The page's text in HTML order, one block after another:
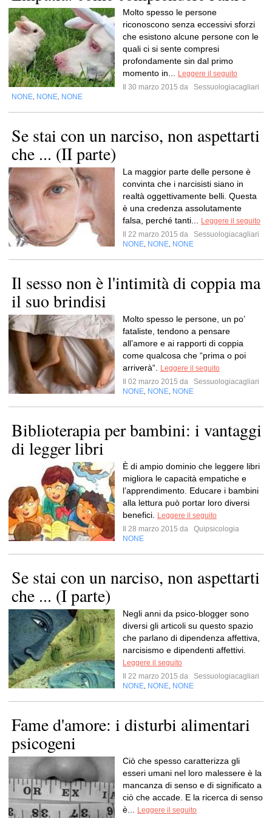
Molto spesso le persone
riconoscono senza eccessivi sforzi
che esistono alcune persone con le
quali ci si sente compresi
profondamente sin dal primo
momento in...
Leggere il seguito
Il 30 marzo 2015 da
Sessuologiacagliari
NONE NONE NONE
Se stai con un narciso, non aspettarti
che ... (II parte)
La maggior parte delle persone è
convinta che i narcisisti siano in
realtà oggettivamente belli. Questa
è una credenza assolutamente
falsa, perché tanti...
Leggere il seguito
Il 22 marzo 2015 da
Sessuologiacagliari
NONE NONE NONE
Il sesso non è l'intimità di coppia ma
il suo brindisi
Molto spesso le persone, un po’
fataliste, tendono a pensare
all’amore e ai rapporti di coppia
come qualcosa che “prima o poi
arriverà“.
Leggere il seguito
Il 02 marzo 2015 da
Sessuologiacagliari
NONE NONE NONE
Biblioterapia per bambini: i vantaggi
di legger libri
È di ampio dominio che leggere libri
migliora le capacità empatiche e
l’apprendimento. Educare i bambini
alla lettura può portar loro diversi
benefici.
Leggere il seguito
Il 28 marzo 2015 da
Quipsicologia
NONE
Se stai con un narciso, non aspettarti
che ... (I parte)
Negli anni da psico-blogger sono
diversi gli articoli su questo spazio
che parlano di dipendenza affettiva,
narcisismo e dipendenti affettivi.
Leggere il seguito
Il 22 marzo 2015 da
Sessuologiacagliari
NONE NONE NONE
Fame d'amore: i disturbi alimentari
psicogeni
Ciò che spesso caratterizza gli
esseri umani nel loro malessere è la
mancanza di senso e di significato a
ciò che accade. E la ricerca di senso
è...
Leggere il seguito